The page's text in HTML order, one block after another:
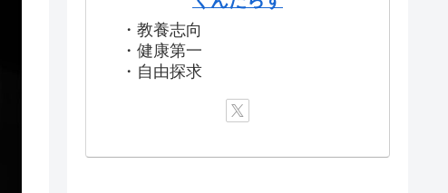
・教養志向
・健康第一
・自由探求